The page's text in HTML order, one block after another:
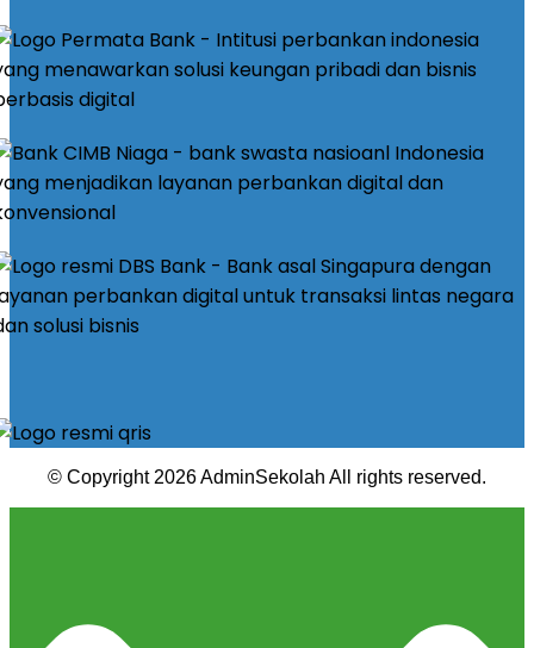
© Copyright 2026 AdminSekolah All rights reserved.